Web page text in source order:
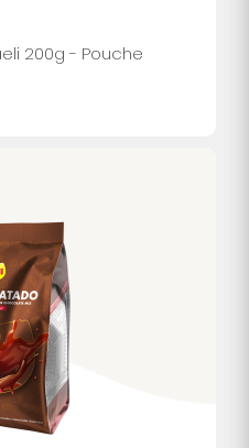
200g - Pouche